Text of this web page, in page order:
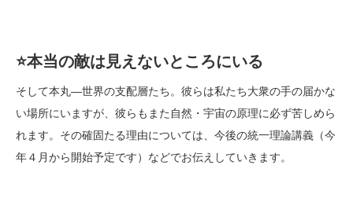
⭐️本当の敵は見えないところにいる
そして本丸―世界の支配層たち。彼らは私たち大衆の手の届かな
い場所にいますが、彼らもまた自然・宇宙の原理に必ず苦しめら
れます。その確固たる理由については、今後の統一理論講義（今
年４月から開始予定です）などでお伝えしていきます。